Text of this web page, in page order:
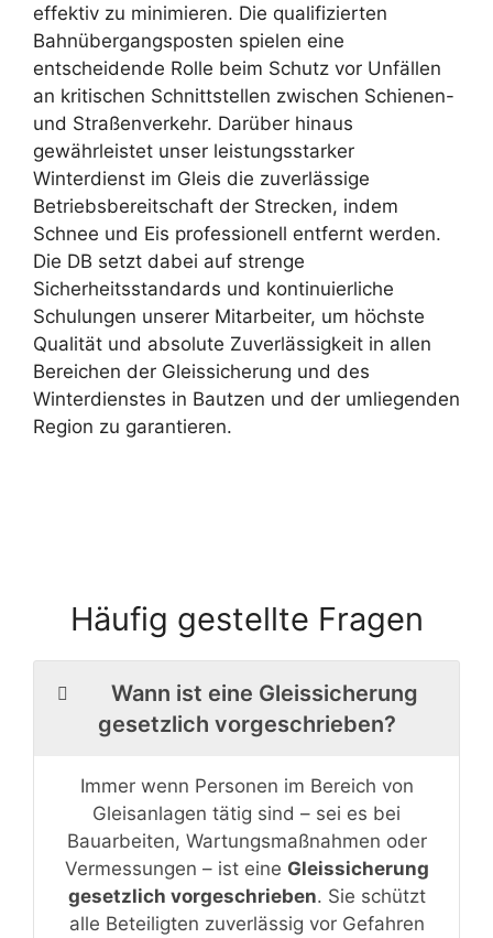
effektiv zu minimieren. Die qualifizierten
Bahnübergangsposten spielen eine
entscheidende Rolle beim Schutz vor Unfällen
an kritischen Schnittstellen zwischen Schienen-
und Straßenverkehr. Darüber hinaus
gewährleistet unser leistungsstarker
Winterdienst im Gleis die zuverlässige
Betriebsbereitschaft der Strecken, indem
Schnee und Eis professionell entfernt werden.
Die DB setzt dabei auf strenge
Sicherheitsstandards und kontinuierliche
Schulungen unserer Mitarbeiter, um höchste
Qualität und absolute Zuverlässigkeit in allen
Bereichen der Gleissicherung und des
Winterdienstes in Bautzen und der umliegenden
Region zu garantieren.
Häufig gestellte Fragen
Wann ist eine Gleissicherung
gesetzlich vorgeschrieben?
Immer wenn Personen im Bereich von
Gleisanlagen tätig sind – sei es bei
Bauarbeiten, Wartungsmaßnahmen oder
Vermessungen – ist eine Gleissicherung
gesetzlich vorgeschrieben. Sie schützt
alle Beteiligten zuverlässig vor Gefahren